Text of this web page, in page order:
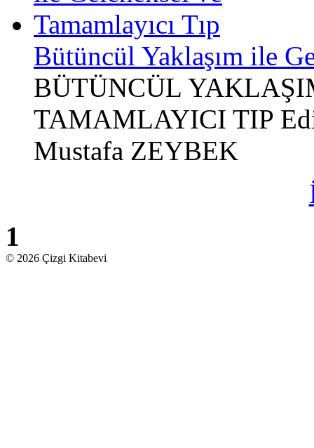
Bütüncül Yaklaşım ile
BÜTÜNCÜL
TAMAMLAYICI TIP
Mustafa ZEYBEK
1
© 2026 Çizgi Kitabevi